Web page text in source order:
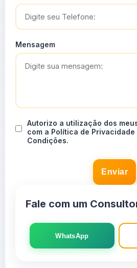
Mensagem
Autorizo a utilização dos
com a Política de
Condições.
Enviar
Fale com um
WhatsApp